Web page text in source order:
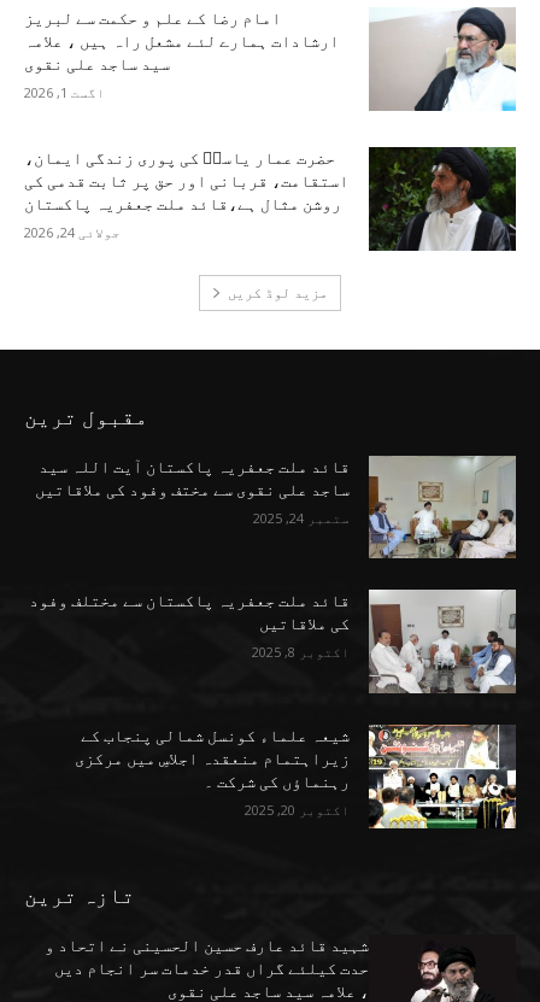
امام رضا کے علم و حکمت سے لبریز
ارشادات ہمارے لئے مشعل راہ ہیں ، علامہ
سید ساجد علی نقوی
اگست 1, 2026
حضرت عمار یاسرؑ کی پوری زندگی ایمان،
استقامت، قربانی اور حق پر ثابت قدمی کی
روشن مثال ہے،قائد ملت جعفریہ پاکستان
جولائی 24, 2026
مزید لوڈ کریں
مقبول ترین
قائد ملت جعفریہ پاکستان آیت اللہ سید
ساجد علی نقوی سے مختف وفود کی ملاقاتیں
ستمبر 24, 2025
قائد ملت جعفریہ پاکستان سے مختلف وفود
کی ملاقاتیں
اکتوبر 8, 2025
شیعہ علماء کونسل شمالی پنجاب کے
زیراہتمام منعقدہ اجلاسِ میں مرکزی
رہنماؤں کی شرکت ۔
اکتوبر 20, 2025
تازہ ترین
شہید قائد عارف حسین الحسینی نے اتحاد و
حدت کیلئے گراں قدر خدمات سر انجام دیں
، علامہ سید ساجد علی نقوی